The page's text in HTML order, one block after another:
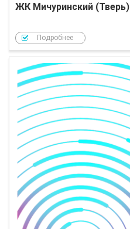
ЖК Мичуринский (Тверь)
Подробнее